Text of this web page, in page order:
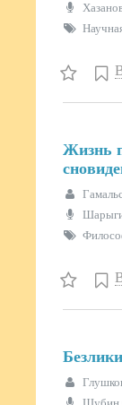
Жизнь